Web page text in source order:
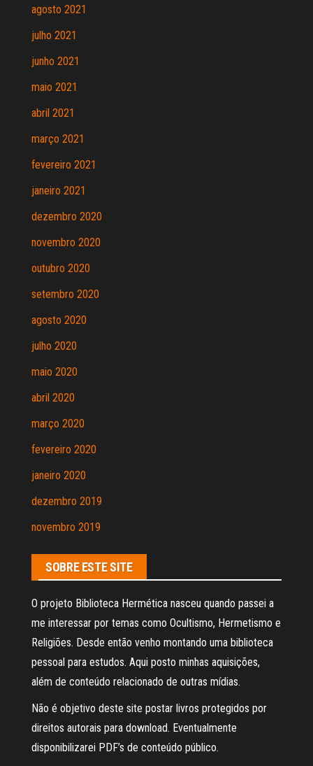
agosto 2021
julho 2021
junho 2021
maio 2021
abril 2021
março 2021
fevereiro 2021
janeiro 2021
dezembro 2020
novembro 2020
outubro 2020
setembro 2020
agosto 2020
julho 2020
maio 2020
abril 2020
março 2020
fevereiro 2020
janeiro 2020
dezembro 2019
novembro 2019
SOBRE ESTE SITE
O projeto Biblioteca Hermética nasceu quando passei a
me interessar por temas como Ocultismo, Hermetismo e
Religiões. Desde então venho montando uma biblioteca
pessoal para estudos. Aqui posto minhas aquisições,
além de conteúdo relacionado de outras mídias.
Não é objetivo deste site postar livros protegidos por
direitos autorais para download. Eventualmente
disponibilizarei PDF’s de conteúdo público.